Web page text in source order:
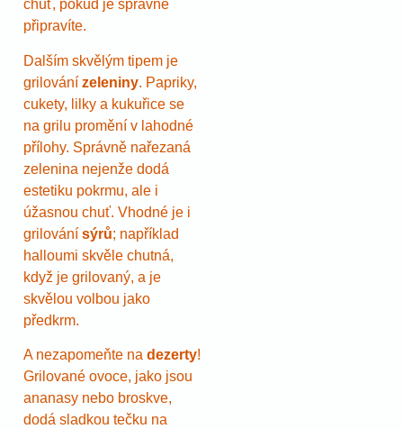
chuť, pokud je správně
připravíte.
Dalším skvělým tipem je
grilování zeleniny. Papriky,
cukety, lilky a kukuřice se
na grilu promění v lahodné
přílohy. Správně nařezaná
zelenina nejenže dodá
estetiku pokrmu, ale i
úžasnou chuť. Vhodné je i
grilování sýrů; například
halloumi skvěle chutná,
když je grilovaný, a je
skvělou volbou jako
předkrm.
A nezapomeňte na dezerty!
Grilované ovoce, jako jsou
ananasy nebo broskve,
dodá sladkou tečku na